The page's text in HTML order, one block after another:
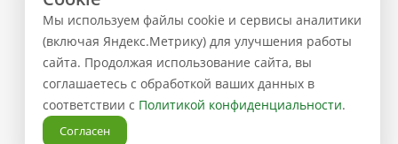
Предварительные заказы
Контакты
Мы используем файлы cookie и сервисы аналитики
(включая Яндекс.Метрику) для улучшения работы
сайта. Продолжая использование сайта, вы
соглашаетесь с обработкой ваших данных в
соответствии с Политикой конфиденциальности.
Согласен